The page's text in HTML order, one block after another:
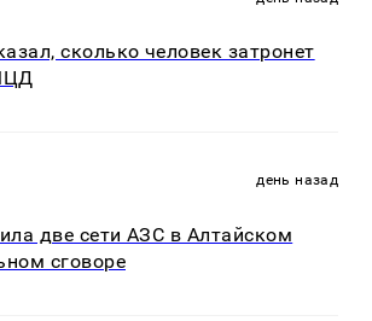
сколько человек затронет
день назад
две сети АЗС в Алтайском
сговоре